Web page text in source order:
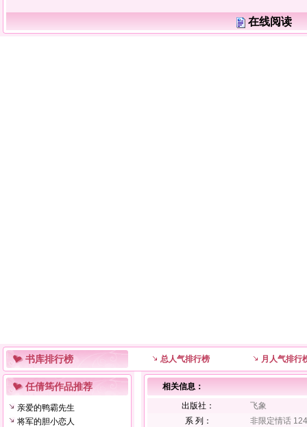
在线阅读
书库排行榜 总人气排行榜 月人气排行
任倩筠作品推荐
亲爱的鸭霸先生
将军的胆小恋人
相关信息：
出版社：
飞象
系 列：
非限定情话